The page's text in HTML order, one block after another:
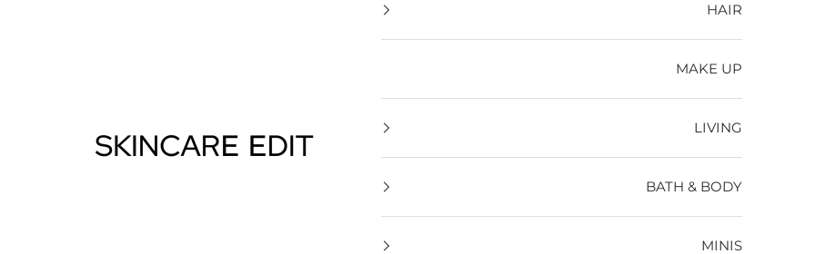
Skincare Edit
HAIR
MAKE UP
LIVING
BATH & BODY
MINIS